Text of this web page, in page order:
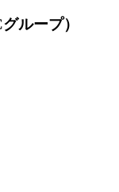
ループ）